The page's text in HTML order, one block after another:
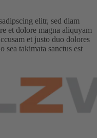
elitr, sed diam
et dolore magna aliquyam
et justo duo dolores
sea takimata sanctus est